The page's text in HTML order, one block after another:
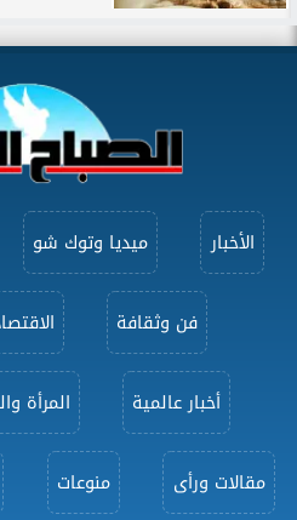
الأخبار ميديا وتوك شو
فن وثقافة
أخبار عالمية المرأة
مقالات ورأى منوعات